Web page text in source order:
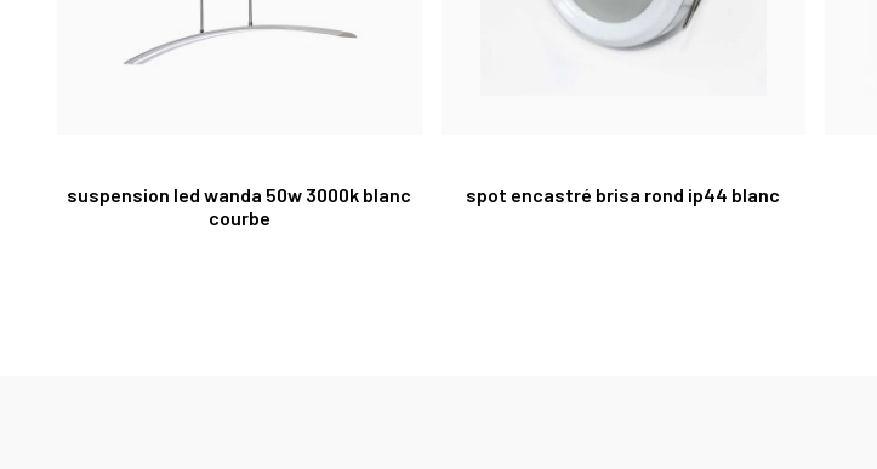
suspension led wanda 50w 3000k blanc
courbe
spot encastré brisa rond ip44 blanc